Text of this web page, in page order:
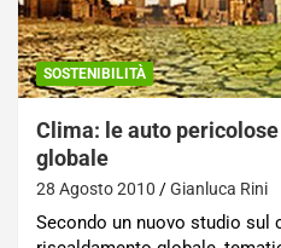
SOSTENIBILITÀ
Clima: le auto
globale
28 Agosto 2010 Gianluca Rini
Secondo un nuovo studio sul